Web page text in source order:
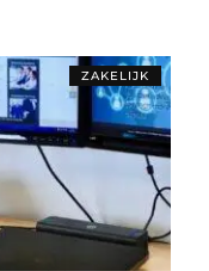
ZAKELIJK